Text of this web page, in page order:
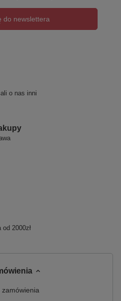
do newslettera
o nas inni
od 2000zł
zamówienia